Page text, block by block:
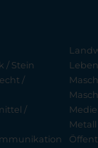
/ Stein
/
/
Metall